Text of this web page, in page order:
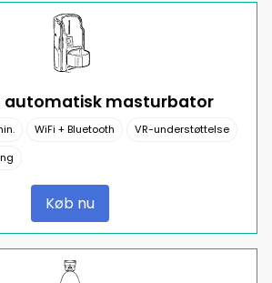
automatisk masturbator
WiFi + Bluetooth
VR-understøttelse
Køb nu